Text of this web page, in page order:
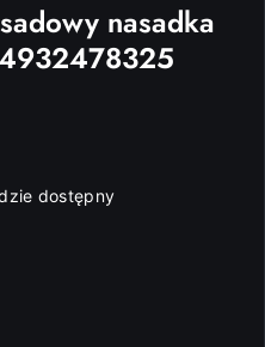
nasadka
dostępny